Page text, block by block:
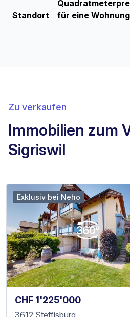
Standort
für eine Wohnung
Zu verkaufen
Immobilien zum
Sigriswil
CHF 1'225'000
3612 Steffisburg
Exklusiv bei Neho